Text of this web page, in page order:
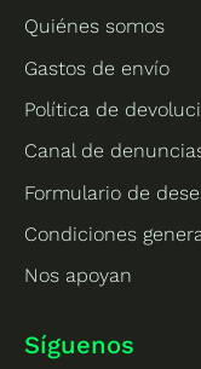
Quiénes somos
Gastos de envío
Política de
Canal de
Formulario de
Condiciones
Nos apoyan
Síguenos